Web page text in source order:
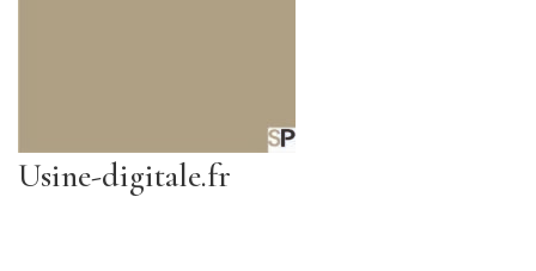
Usine-digitale.fr